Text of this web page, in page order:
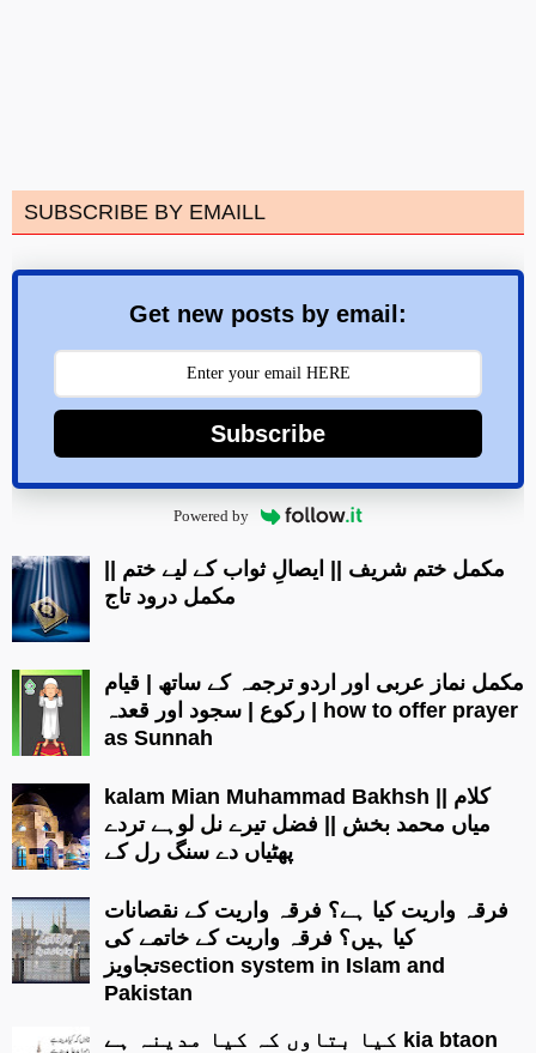
SUBSCRIBE BY EMAILL
Get new posts by email:
Subscribe
Powered by
مکمل ختم شریف || ایصالِ ثواب کے لیے ختم ||
مکمل درود تاج
مکمل نماز عربی اور اردو ترجمہ کے ساتھ | قیام
| رکوع | سجود اور قعدہ how to offer prayer
as Sunnah
kalam Mian Muhammad Bakhsh || کلام
میاں محمد بخش || فضل تیرے نل لوہے تردے
پھٹیاں دے سنگ رل کے
فرقہ واریت کیا ہے؟ فرقہ واریت کے نقصانات
کیا ہیں؟ فرقہ واریت کے خاتمے کی
تجاویزsection system in Islam and
Pakistan
کیا بتاوں کہ کیا مدینہ ہے kia btaon